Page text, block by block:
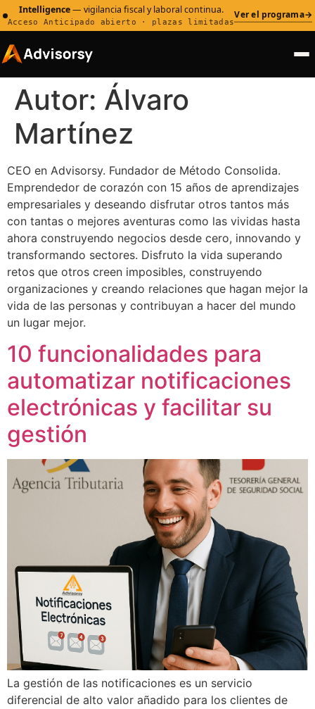
Intelligence— vigilancia fiscal y laboral continua.
Acceso Anticipado abierto · plazas limitadas
Ver el programa→
Autor: Álvaro
Martínez
CEO en Advisorsy. Fundador de Método Consolida.
Emprendedor de corazón con 15 años de aprendizajes
empresariales y deseando disfrutar otros tantos más
con tantas o mejores aventuras como las vividas hasta
ahora construyendo negocios desde cero, innovando y
transformando sectores. Disfruto la vida superando
retos que otros creen imposibles, construyendo
organizaciones y creando relaciones que hagan mejor la
vida de las personas y contribuyan a hacer del mundo
un lugar mejor.
10 funcionalidades para
automatizar notificaciones
electrónicas y facilitar su
gestión
La gestión de las notificaciones es un servicio
diferencial de alto valor añadido para los clientes de